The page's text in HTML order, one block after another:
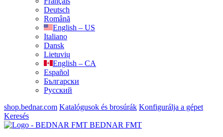
Deutsch
Română
English – US
Italiano
Dansk
Lietuvių
English – CA
Español
Български
Русский
shop.bednar.com Katalógusok és brosúrák Konfigurálja a gépet
Keresés
BEDNAR FMT